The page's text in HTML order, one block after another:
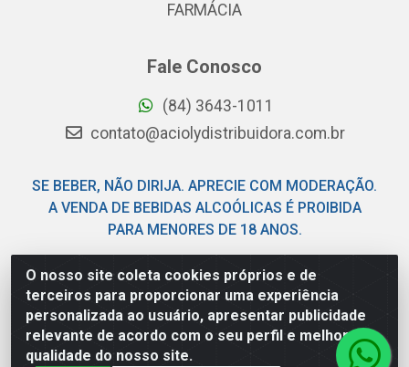
O nosso site coleta cookies próprios e de
terceiros para proporcionar uma experiência
personalizada ao usuário, apresentar publicidade
relevante de acordo com o seu perfil e melhorar a
qualidade do nosso site.
FARMÁCIA
Fale Conosco
(84) 3643-1011
contato@aciolydistribuidora.com.br
SE BEBER, NÃO DIRIJA. APRECIE COM MODERAÇÃO.
A VENDA DE BEBIDAS ALCOÓLICAS É PROIBIDA
PARA MENORES DE 18 ANOS.
Acioly Distribuidora - Av Piloto Pereira Tim - Parque de
Exposições - Parnamirim/RN - CEP 59146-480 - CNPJ
06.029.901/0001-92